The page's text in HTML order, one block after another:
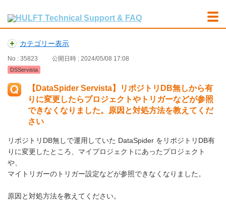
カテゴリー表示
No : 35823 公開日時 : 2024/05/08 17:08
DSServista
【DataSpider Servista】リポジトリDB無しから有
りに変更したらプロジェクトやトリガーなどが参照
できなくなりました。原因と対処方法を教えてくだ
さい
リポジトリDB無しで運用していた DataSpider をリポジトリDB有
りに変更したところ、マイプロジェクトにあったプロジェクト
や、
マイトリガーのトリガー設定などが参照できなくなりました。
原因と対処方法を教えてください。